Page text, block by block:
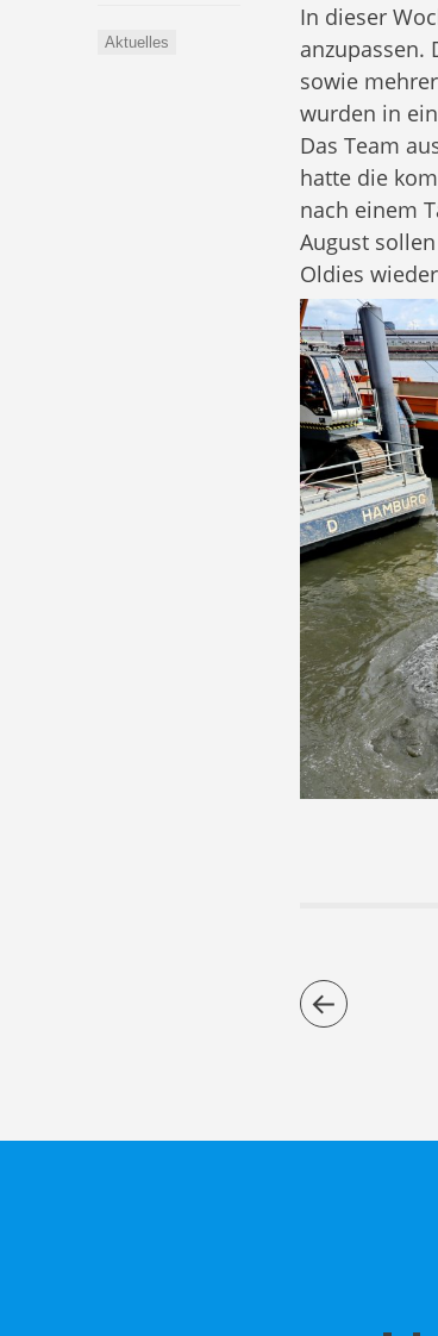
Aktuelles
In dieser
anzupassen.
sowie
wurden in
Das Team
hatte die
nach einem
August
Oldies